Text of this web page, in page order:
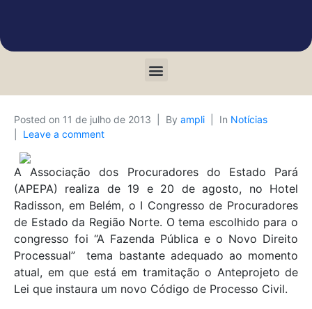
Posted on 11 de julho de 2013 By ampli In Notícias
Leave a comment
A Associação dos Procuradores do Estado Pará
(APEPA) realiza de 19 e 20 de agosto, no Hotel
Radisson, em Belém, o I Congresso de Procuradores
de Estado da Região Norte. O tema escolhido para o
congresso foi “A Fazenda Pública e o Novo Direito
Processual”  tema bastante adequado ao momento
atual, em que está em tramitação o Anteprojeto de
Lei que instaura um novo Código de Processo Civil.